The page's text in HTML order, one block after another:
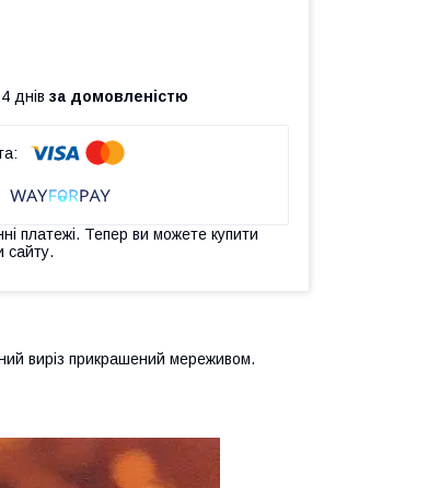
днів за домовленістю
платежі. Тепер ви можете купити
сайту.
виріз прикрашений мереживом.